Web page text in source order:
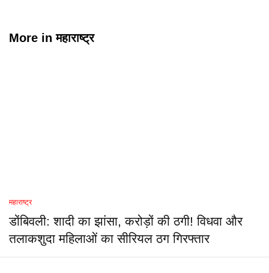
More inमहाराष्ट्र
महाराष्ट्र
डोंबिवली: शादी का झांसा, करोड़ों की ठगी! विधवा और
तलाकशुदा महिलाओं का सीरियल ठग गिरफ्तार